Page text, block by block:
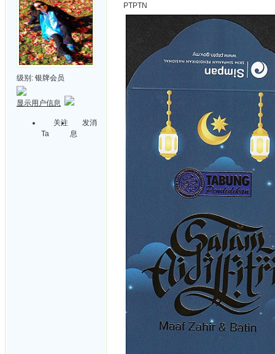
级别: 银牌会员
显示用户信息
关注
Ta
发消
息
PTPTN